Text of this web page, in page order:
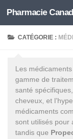
Skip to content
Pharmacie
CATÉGORIE :
Les
gamme de
santé
cheveux, et
médicaments
sont utilisés pour
tandis que